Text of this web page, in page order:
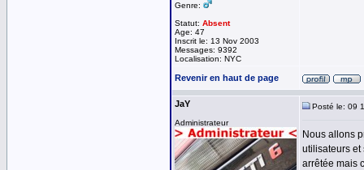
Genre:
Statut: Absent
Age: 47
Inscrit le: 13 Nov 2003
Messages: 9392
Localisation: NYC
Revenir en haut de page
JaY
Administrateur
Posté le: 09
Nous allons
utilisateurs et
arrêtée mais